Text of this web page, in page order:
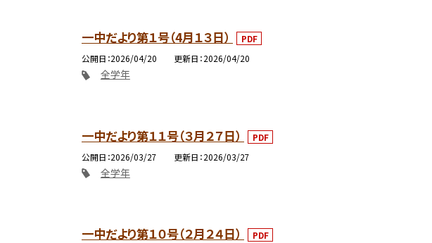
一中だより第１号（4月１３日）
PDF
公開日 2026/04/20 更新日 2026/04/20
全学年
一中だより第１１号（３月２７日）
PDF
公開日 2026/03/27 更新日 2026/03/27
全学年
一中だより第１０号（２月２４日）
PDF